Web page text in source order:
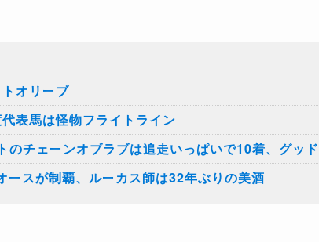
トオリーブ
表馬は怪物フライトライン
のチェーンオブラブは追走いっぱいで10着、グッ
ースが制覇、ルーカス師は32年ぶりの美酒